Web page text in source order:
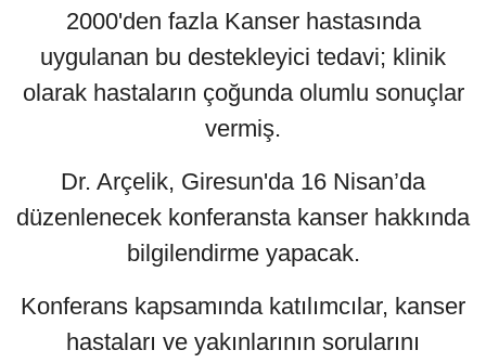
2000'den fazla Kanser hastasında
uygulanan bu destekleyici tedavi; klinik
olarak hastaların çoğunda olumlu sonuçlar
vermiş.
Dr. Arçelik, Giresun'da 16 Nisan’da
düzenlenecek konferansta kanser hakkında
bilgilendirme yapacak.
Konferans kapsamında katılımcılar, kanser
hastaları ve yakınlarının sorularını